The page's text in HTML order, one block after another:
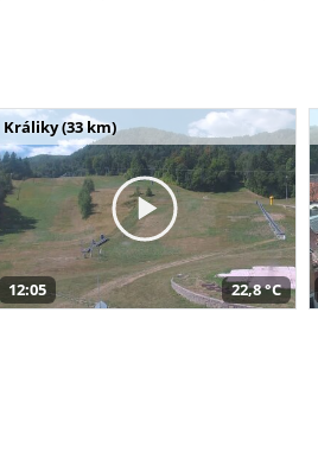
Králiky (33 km)
12:05 22,8 °C